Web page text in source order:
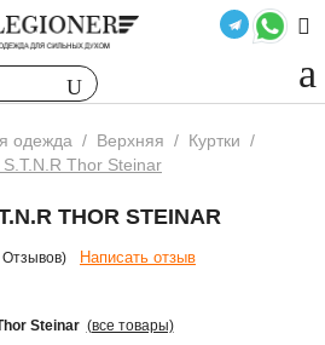
одежда / Верхняя / Куртки /
S.T.N.R Thor Steinar
THOR STEINAR
Отзывов) Написать отзыв
Steinar (все товары)